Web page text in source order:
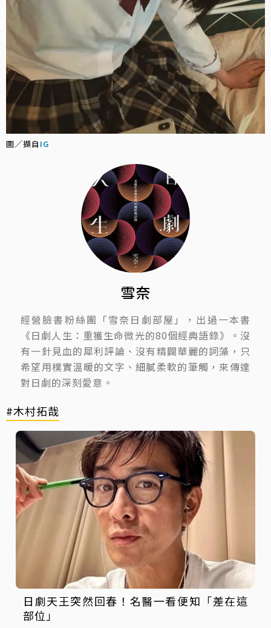
圖／擷自 IG
雪奈
經營臉書粉絲團「雪奈日劇部屋」，出過一本書
《日劇人生：重獲生命微光的80個經典語錄》。沒
有一針見血的犀利評論、沒有精闢華麗的詞藻，只
希望用樸實溫暖的文字、細膩柔軟的筆觸，來傳達
對日劇的深刻愛意。
#木村拓哉
日劇天王突然回春！名醫一看便知「差在這
部位」